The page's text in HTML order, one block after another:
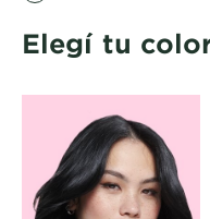
Elegí tu